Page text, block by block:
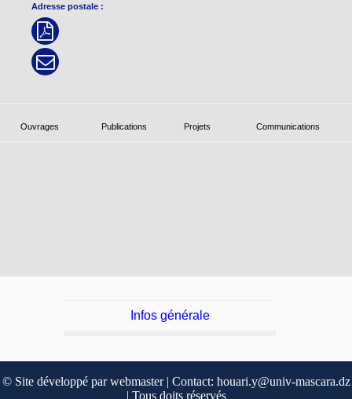
Adresse postale :
Ouvrages Publications Projets Communications
Infos générale
© Site développé par webmaster | Contact: houari.y@univ-mascara.dz
| Tous doits réservés